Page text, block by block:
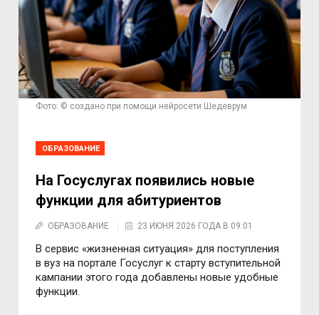
Фото: © создано при помощи нейросети Шедеврум
ОБРАЗОВАНИЕ
На Госуслугах появились новые
функции для абитуриентов
ОБРАЗОВАНИЕ 23 ИЮНЯ 2026 ГОДА В 09:01
В сервис «жизненная ситуация» для поступления
в вуз на портале Госуслуг к старту вступительной
кампании этого года добавлены новые удобные
функции.